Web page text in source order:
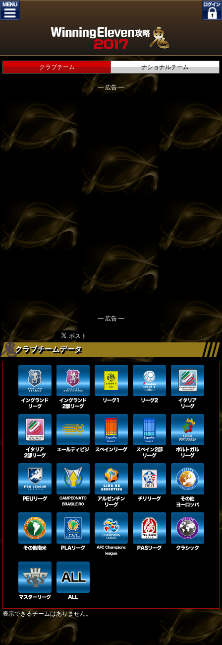
クラブチーム ナショナルチーム
━ 広告 ━
━ 広告 ━
クラブチームデータ
表示できるチームはありません。